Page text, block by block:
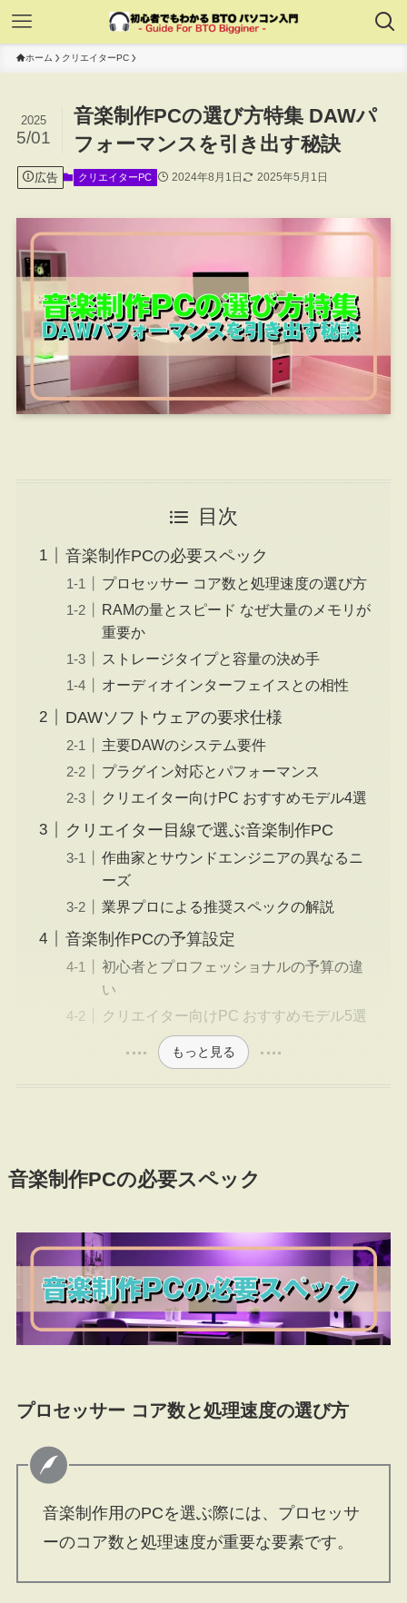
ホーム クリエイターPC
音楽制作PCの選び方特集 DAWパ
フォーマンスを引き出す秘訣
2025
5/01
広告 クリエイターPC 2024年8月1日 2025年5月1日
目次
音楽制作PCの必要スペック
プロセッサー コア数と処理速度の選び方
RAMの量とスピード なぜ大量のメモリが
重要か
ストレージタイプと容量の決め手
オーディオインターフェイスとの相性
DAWソフトウェアの要求仕様
主要DAWのシステム要件
プラグイン対応とパフォーマンス
クリエイター向けPC おすすめモデル4選
クリエイター目線で選ぶ音楽制作PC
作曲家とサウンドエンジニアの異なるニ
ーズ
業界プロによる推奨スペックの解説
音楽制作PCの予算設定
初心者とプロフェッショナルの予算の違
い
クリエイター向けPC おすすめモデル5選
もっと見る
音楽制作PCの必要スペック
プロセッサー コア数と処理速度の選び方
音楽制作用のPCを選ぶ際には、プロセッサ
ーのコア数と処理速度が重要な要素です。